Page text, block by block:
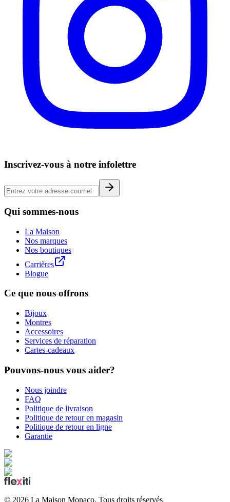
Inscrivez-vous à notre infolettre
Qui sommes-nous
La Maison
Nos marques
Nos boutiques
Carrières
Blogue
Ce que nous offrons
Bijoux
Montres
Accessoires
Services de réparation
Cartes-cadeaux
Pouvons-nous vous aider?
Nous joindre
FAQ
Politique de livraison
Politique de retour en magasin
Politique de retour en ligne
Garantie
© 2026 La Maison Monaco. Tous droits réservés